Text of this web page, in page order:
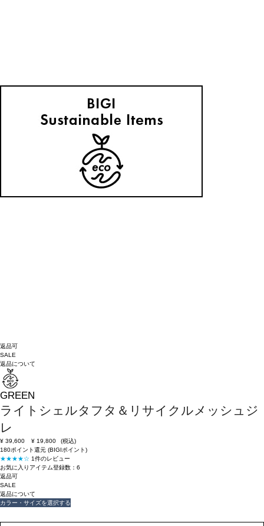
返品可
SALE
返品について
GREEN
ライトシェルタフタ＆リサイクルメッシュジ
レ
¥ 39,600 ¥ 19,800
(税込)
180ポイント還元 (BIGIポイント)
★★★★☆ 1件のレビュー
お気に入りアイテム登録数： 6
返品可
SALE
返品について
カラー・サイズを選択する